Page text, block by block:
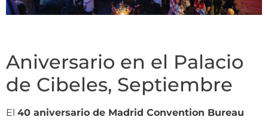
Aniversario en el Palacio
de Cibeles, Septiembre
El 40 aniversario de Madrid Convention Bureau